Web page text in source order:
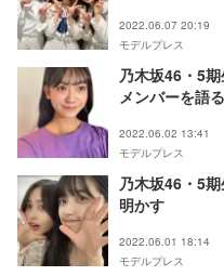
2022.06.07 20:19
モデルプレス
乃木坂46・5
メンバーを語る
2022.06.02 13:41
モデルプレス
乃木坂46・5
明かす
2022.06.01 18:14
モデルプレス